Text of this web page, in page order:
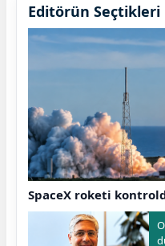
Editörün Seçtikleri
SpaceX roketi